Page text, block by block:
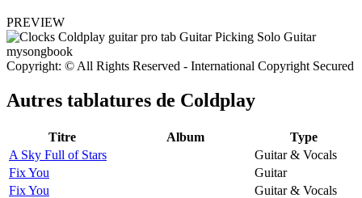
PREVIEW
Copyright: © All Rights Reserved - International Copyright Secured
Autres tablatures de Coldplay
Titre Album
Type
A Sky Full of Stars
Guitar & Vocals
Fix You
Guitar
Fix You
Guitar & Vocals